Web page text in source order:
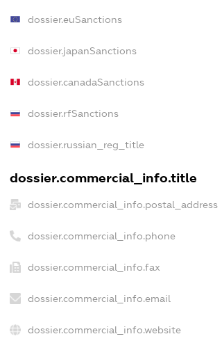
dossier.euSanctions
dossier.japanSanctions
dossier.canadaSanctions
dossier.rfSanctions
dossier.russian_reg_title
dossier.commercial_info.title
dossier.commercial_info.postal_address
dossier.commercial_info.phone
dossier.commercial_info.fax
dossier.commercial_info.email
dossier.commercial_info.website